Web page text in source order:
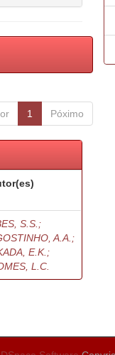
1 Póximo
S.S.;
A.A.;
E.K.;
L.C.